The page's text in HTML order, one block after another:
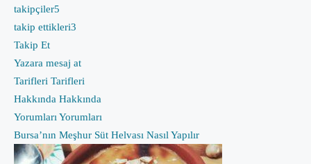
takipçiler5
takip ettikleri3
Takip Et
Yazara mesaj at
Tarifleri Tarifleri
Hakkında Hakkında
Yorumları Yorumları
Bursa’nın Meşhur Süt Helvası Nasıl Yapılır